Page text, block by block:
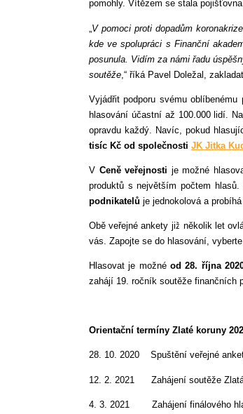
pomohly. Vítězem se stala
V pomoci proti dopadům
kde ve spolupráci s Finanční
posunula. Vidím za námi řadu
soutěže ,“ říká Pavel Doležal,
Vyjádřit podporu svému
hlasování účastní až 100.000 lidí.
opravdu každý. Navíc, pokud
tisíc Kč od společnosti JK Jitka
V Ceně veřejnosti je možné
produktů s největším počtem
podnikatelů je jednokolová a
Obě veřejné ankety již několik let
vás. Zapojte se do hlasování,
Hlasovat je možnéod 28. října
zahájí 19. ročník soutěže finančních
Orientační termíny Zlaté koruny
28. 10. 2020 Spuštění veřejné
12. 2. 2021 Zahájení soutěže Zlatá
4. 3. 2021 Zahájení finálového